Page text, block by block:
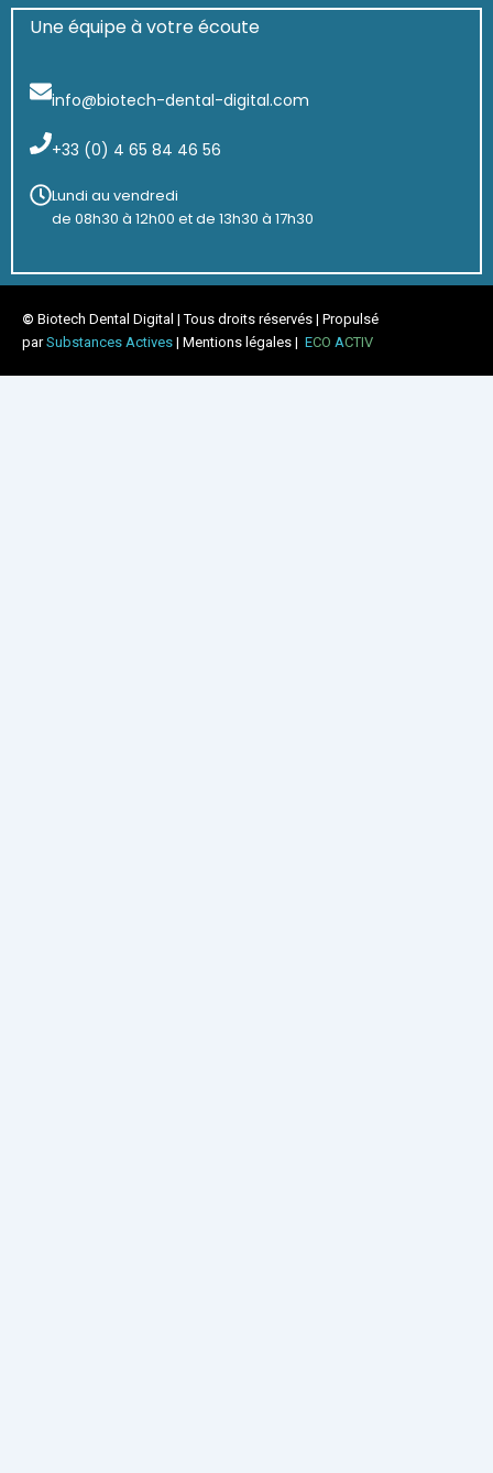
Une équipe à votre écoute
info@biotech-dental-digital.com
+33 (0) 4 65 84 46 56
Lundi au vendredi
de 08h30 à 12h00 et de 13h30 à 17h30
© Biotech Dental Digital | Tous droits réservés | Propulsé
parSubstances Actives | Mentions légales | ECO ACTIV